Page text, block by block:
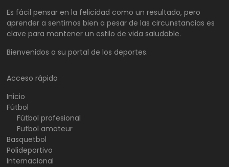
Es fácil pensar en la felicidad como un resultado, pero
aprender a sentirnos bien a pesar de las circunstancias es
clave para mantener un estilo de vida saludable.
Bienvenidos a su portal de los deportes.
Acceso rápido
Inicio
Fútbol
Fútbol profesional
Futbol amateur
Basquetbol
Polideportivo
Internacional